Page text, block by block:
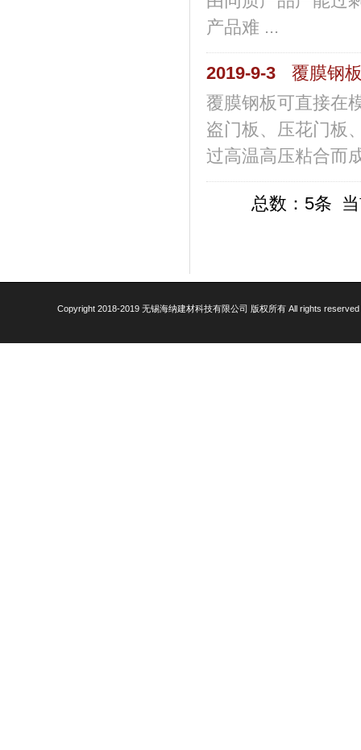
产品难 ...
2019-9-3
覆膜钢
覆膜钢板可直接在
盗门板、压花门板
过高温高压粘合而
总数：5条
Copyright 2018-2019 无锡海纳建材科技有限公司 版权所有 All rights reserved